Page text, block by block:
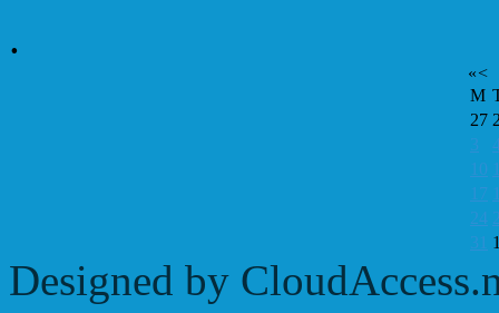
.
«<
M
27
3
10
17
24
31
Designed by